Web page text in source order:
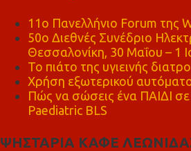
11ο Πανελλήνιο Forum της
50ο Διεθνές Συνέδριο
Θεσσαλονίκη, 30 Μαΐου – 1
Το πιάτο της υγιεινής
Χρήση εξωτερικού
Πώς να σώσεις ένα ΠΑΙΔΙ
Paediatric BLS
ΨΗΣΤΑΡΙΑ ΚΑΦΕ